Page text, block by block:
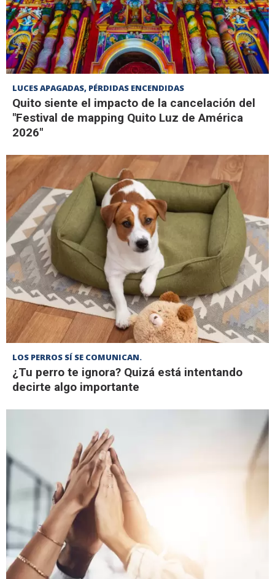
LUCES APAGADAS, PÉRDIDAS ENCENDIDAS
Quito siente el impacto de la cancelación del
"Festival de mapping Quito Luz de América
2026"
LOS PERROS SÍ SE COMUNICAN.
¿Tu perro te ignora? Quizá está intentando
decirte algo importante